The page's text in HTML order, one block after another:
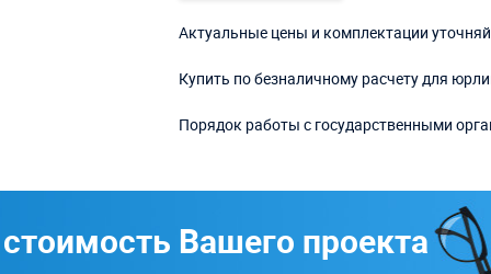
Актуальные цены и комплектации
Купить по безналичному расчету для
Порядок работы с государственными
Вашего проекта